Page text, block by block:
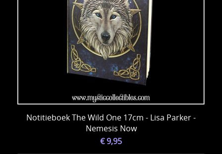
Notitieboek The Wild One 17cm - Lisa Parker -
Nemesis Now
€ 9,95